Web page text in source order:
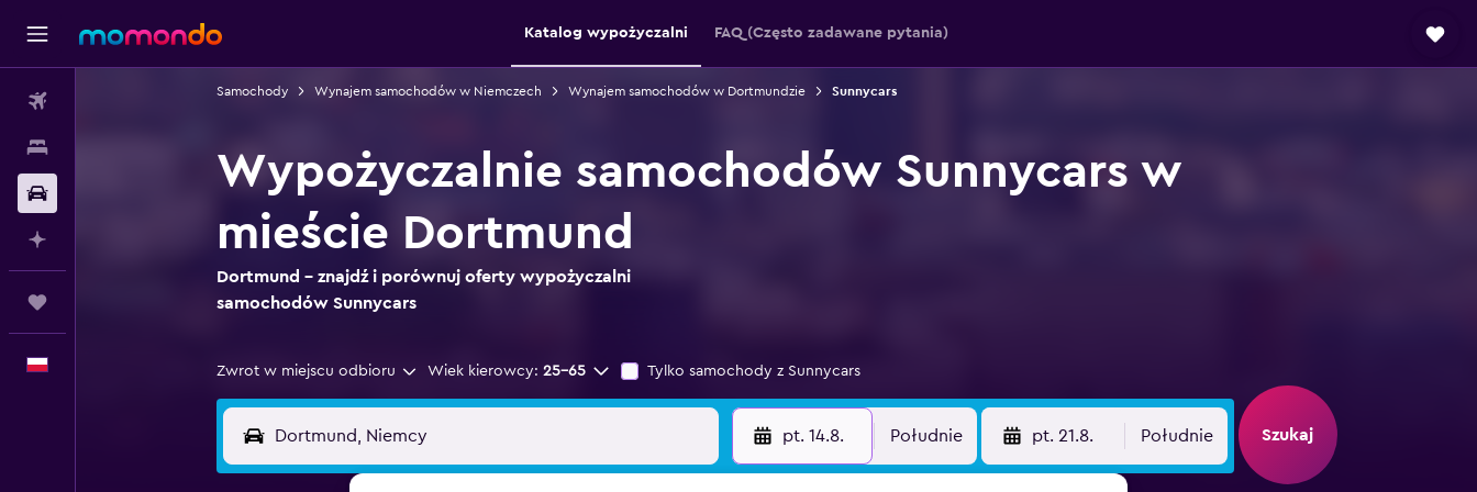
Katalog wypożyczalni FAQ (Często zadawane pytania)
Samochody Wynajem samochodów w Niemczech Wynajem samochodów w Dortmundzie Sunnycars
Wypożyczalnie samochodów Sunnycars w
mieście Dortmund
Dortmund – znajdź i porównuj oferty wypożyczalni
samochodów Sunnycars
Zwrot w miejscu odbioru Wiek kierowcy: 25-65 Tylko samochody z Sunnycars
pt. 14.8. Południe pt. 21.8. Południe Szukaj